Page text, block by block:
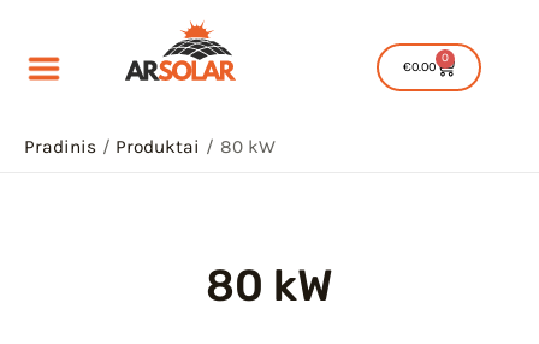
turinio
€0.00
0
Cart
Pradinis Produktai 80 kW
80 kW